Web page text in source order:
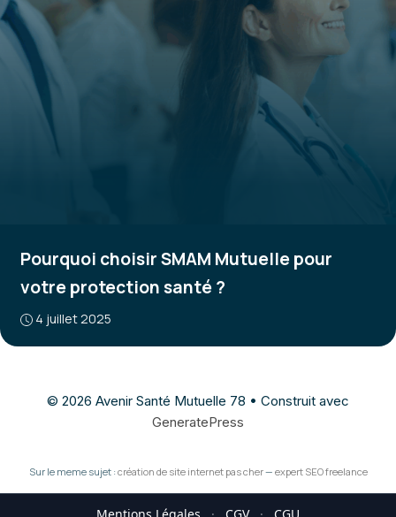
Pourquoi choisir SMAM Mutuelle pour
votre protection santé ?
4 juillet 2025
© 2026 Avenir Santé Mutuelle 78 • Construit avec
GeneratePress
Sur le meme sujet : création de site internet pas cher— expert SEO freelance